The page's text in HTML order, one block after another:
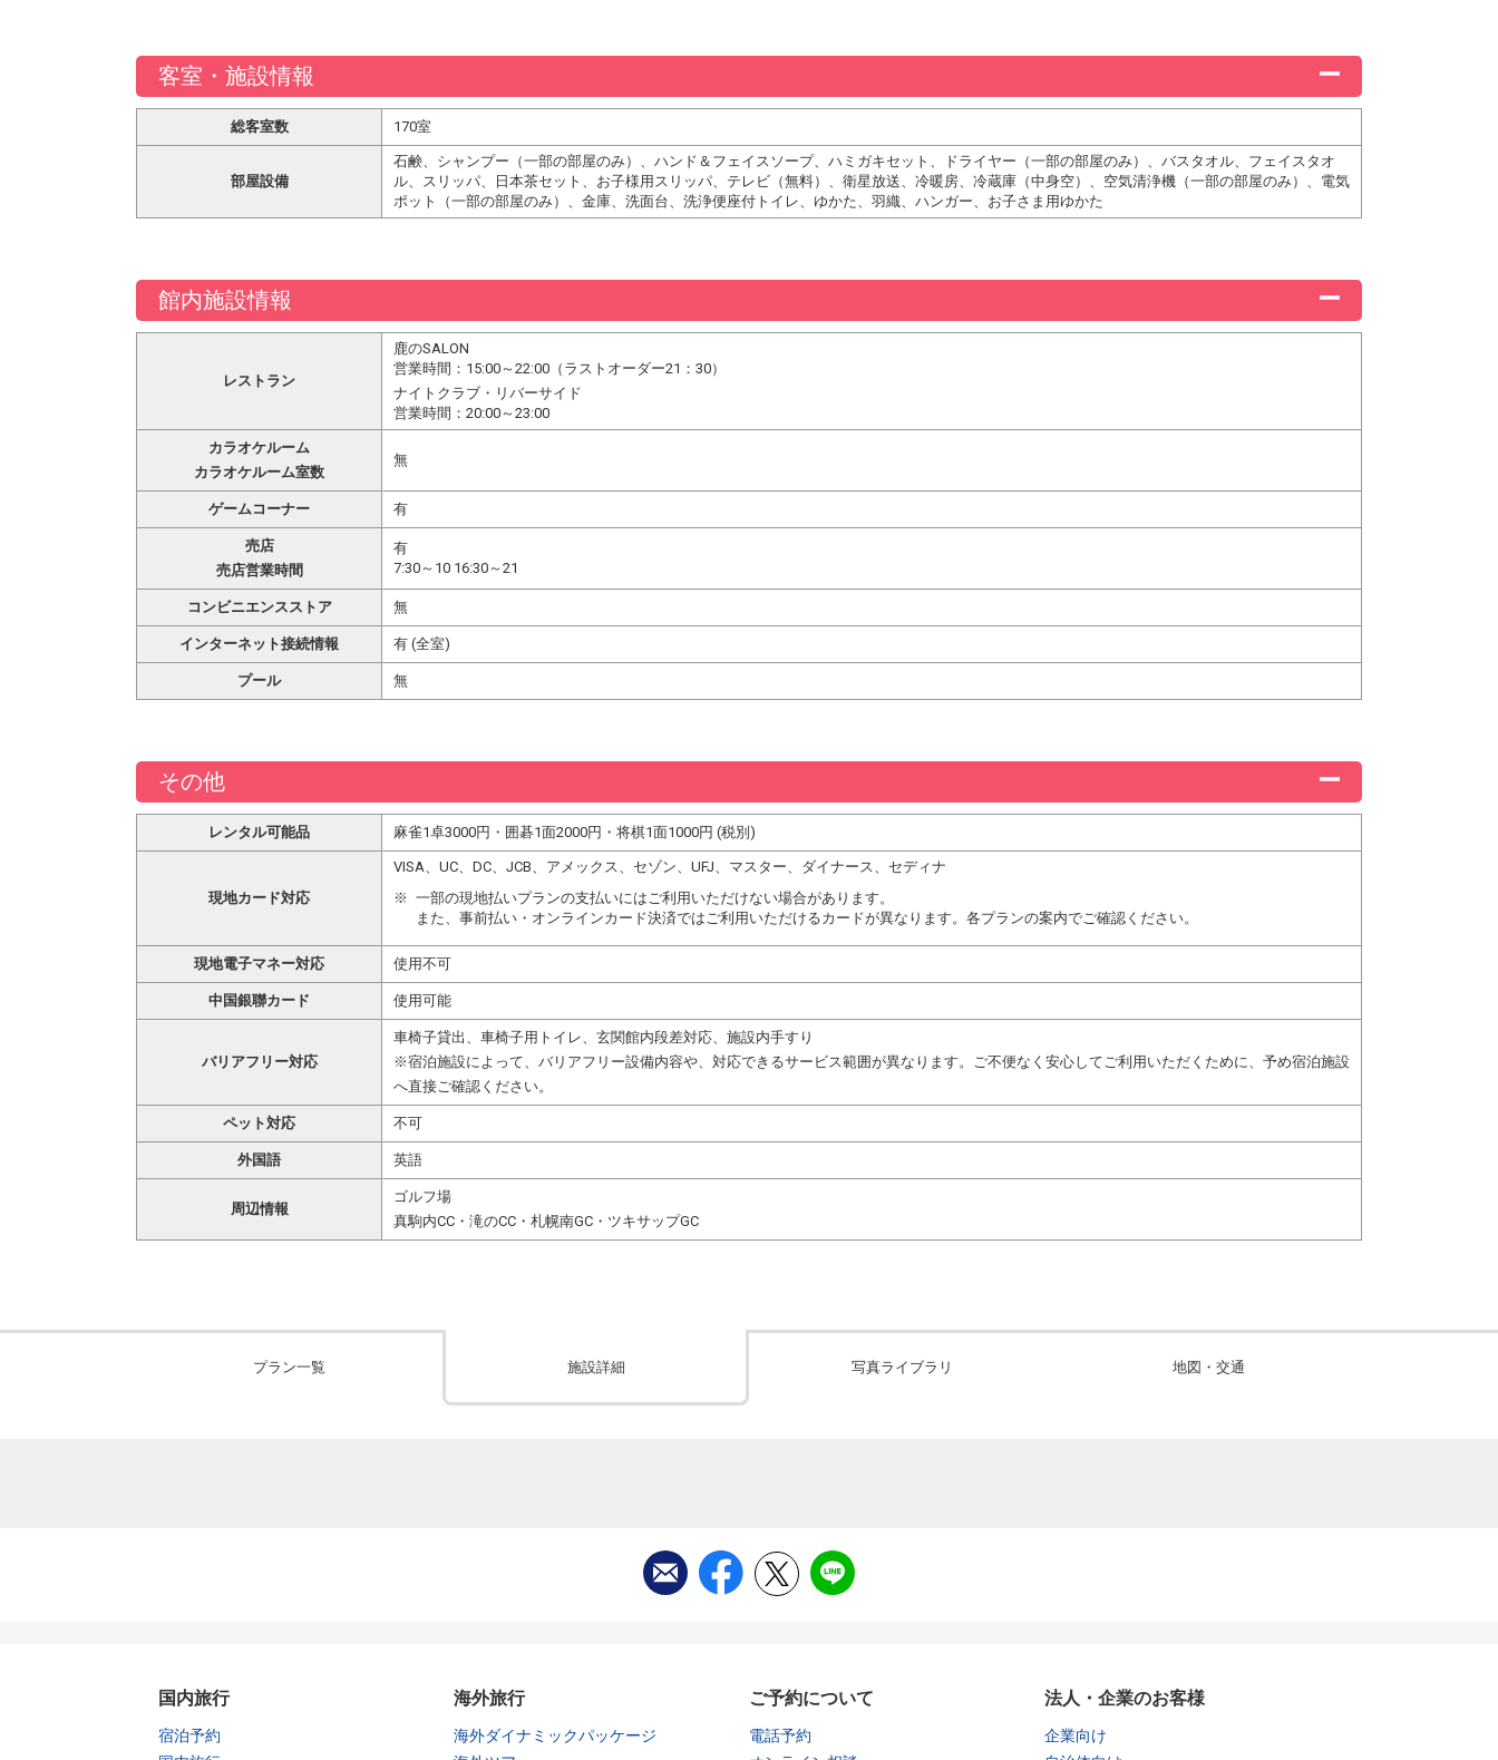
客室・施設情報
総客室数 170室
部屋設備
石鹸、シャンプー（一部の部屋のみ）、ハンド＆フェイスソープ、ハミガキセット、ドライヤー（一部の部屋のみ）、バスタオル、フェイスタオ
ル、スリッパ、日本茶セット、お子様用スリッパ、テレビ（無料）、衛星放送、冷暖房、冷蔵庫（中身空）、空気清浄機（一部の部屋のみ）、電気
ポット（一部の部屋のみ）、金庫、洗面台、洗浄便座付トイレ、ゆかた、羽織、ハンガー、お子さま用ゆかた
館内施設情報
レストラン
鹿のSALON
営業時間：15:00～22:00（ラストオーダー21：30）
ナイトクラブ・リバーサイド
営業時間：20:00～23:00
カラオケルーム
カラオケルーム室数
無
ゲームコーナー 有
売店
売店営業時間
有
7:30～10 16:30～21
コンビニエンスストア 無
インターネット接続情報 有 (全室)
プール 無
その他
レンタル可能品 麻雀1卓3000円・囲碁1面2000円・将棋1面1000円 (税別)
現地カード対応
VISA、UC、DC、JCB、アメックス、セゾン、UFJ、マスター、ダイナース、セディナ
一部の現地払いプランの支払いにはご利用いただけない場合があります。
また、事前払い・オンラインカード決済ではご利用いただけるカードが異なります。各プランの案内でご確認ください。
現地電子マネー対応 使用不可
中国銀聯カード 使用可能
バリアフリー対応
車椅子貸出、車椅子用トイレ、玄関館内段差対応、施設内手すり
※宿泊施設によって、バリアフリー設備内容や、対応できるサービス範囲が異なります。ご不便なく安心してご利用いただくために、予め宿泊施設
へ直接ご確認ください。
ペット対応 不可
外国語 英語
周辺情報
ゴルフ場
真駒内CC・滝のCC・札幌南GC・ツキサップGC
プラン一覧 施設詳細 写真ライブラリ 地図・交通
国内旅行
宿泊予約
海外旅行
海外ダイナミックパッケージ
ご予約について
電話予約
法人・企業のお客様
企業向け